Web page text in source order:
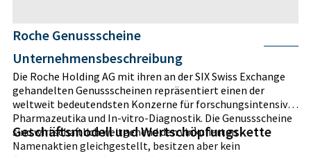
Roche Genussscheine
Unternehmensbeschreibung
Die Roche Holding AG mit ihren an der SIX Swiss Exchange
gehandelten Genussscheinen repräsentiert einen der
weltweit bedeutendsten Konzerne für forschungsintensive
Pharmazeutika und In-vitro-Diagnostik. Die Genussscheine
sind wirtschaftlich weitgehend den vinkulierten
Namenaktien gleichgestellt, besitzen aber kein
Geschäftsmodell und Wertschöpfungskette